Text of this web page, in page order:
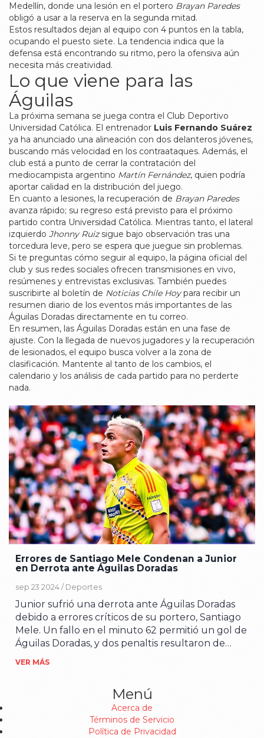
Medellín, donde una lesión en el portero Brayan Paredes
obligó a usar a la reserva en la segunda mitad.
Estos resultados dejan al equipo con 4 puntos en la tabla,
ocupando el puesto siete. La tendencia indica que la
defensa está encontrando su ritmo, pero la ofensiva aún
necesita más creatividad.
Lo que viene para las
Águilas
La próxima semana se juega contra el Club Deportivo
Universidad Católica. El entrenador Luis Fernando Suárez
ya ha anunciado una alineación con dos delanteros jóvenes,
buscando más velocidad en los contraataques. Además, el
club está a punto de cerrar la contratación del
mediocampista argentino Martín Fernández, quien podría
aportar calidad en la distribución del juego.
En cuanto a lesiones, la recuperación de Brayan Paredes
avanza rápido; su regreso está previsto para el próximo
partido contra Universidad Católica. Mientras tanto, el lateral
izquierdo Jhonny Ruizsigue bajo observación tras una
torcedura leve, pero se espera que juegue sin problemas.
Si te preguntas cómo seguir al equipo, la página oficial del
club y sus redes sociales ofrecen transmisiones en vivo,
resúmenes y entrevistas exclusivas. También puedes
suscribirte al boletín de Noticias Chile Hoypara recibir un
resumen diario de los eventos más importantes de las
Águilas Doradas directamente en tu correo.
En resumen, las Águilas Doradas están en una fase de
ajuste. Con la llegada de nuevos jugadores y la recuperación
de lesionados, el equipo busca volver a la zona de
clasificación. Mantente al tanto de los cambios, el
calendario y los análisis de cada partido para no perderte
nada.
Errores de Santiago Mele Condenan a Junior
en Derrota ante Águilas Doradas
sep 23 2024 / Deportes
Junior sufrió una derrota ante Águilas Doradas
debido a errores críticos de su portero, Santiago
Mele. Un fallo en el minuto 62 permitió un gol de
Águilas Doradas, y dos penaltis resultaron de
malas decisiones del portero. Junior perdió 4-3,
VER MÁS
Menú
Acerca de
Términos de Servicio
Política de Privacidad